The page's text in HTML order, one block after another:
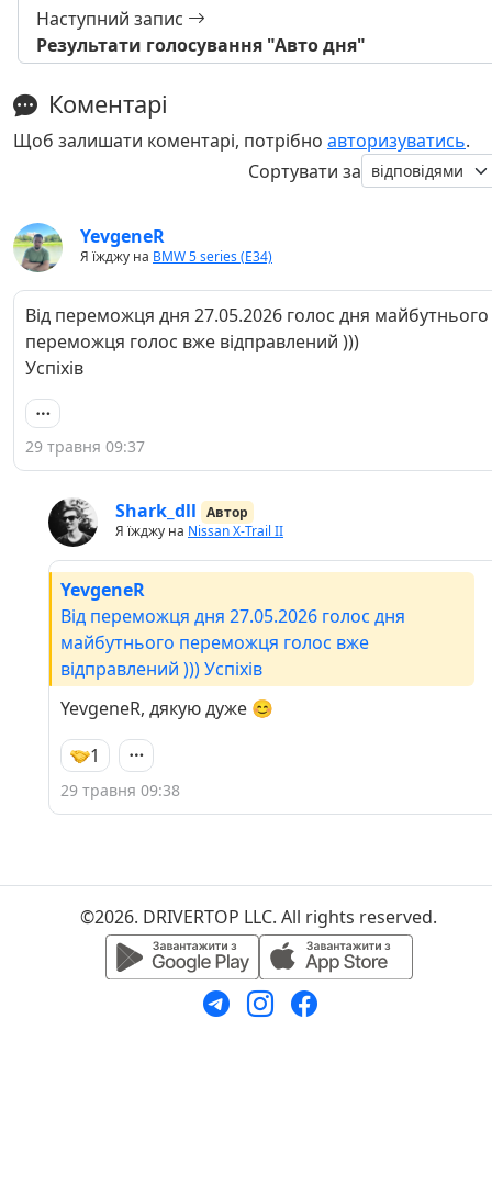
Наступний запис
Результати голосування "Авто дня"
Коментарі
Щоб залишати коментарі, потрібно авторизуватись.
Сортувати за
YevgeneR
Я їжджу на BMW 5 series (E34)
Від переможця дня 27.05.2026 голос дня майбутнього
переможця голос вже відправлений )))
Успіхів
29 травня 09:37
Shark_dll Автор
Я їжджу на Nissan X-Trail II
YevgeneR
Від переможця дня 27.05.2026 голос дня
майбутнього переможця голос вже
відправлений ))) Успіхів
YevgeneR, дякую дуже 😊
1
29 травня 09:38
©2026. DRIVERTOP LLC. All rights reserved.